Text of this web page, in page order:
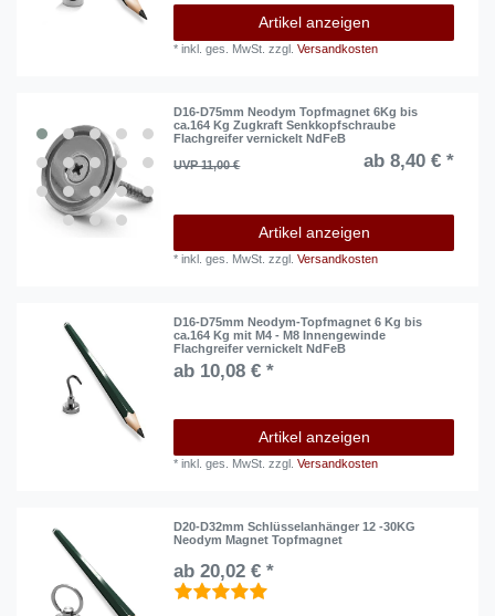
Artikel anzeigen
*inkl. ges. MwSt. zzgl.Versandkosten
D16-D75mm Neodym Topfmagnet 6Kg bis
ca.164 Kg Zugkraft Senkkopfschraube
Flachgreifer vernickelt NdFeB
UVP 11,00 €
ab 8,40 € *
Artikel anzeigen
*inkl. ges. MwSt. zzgl.Versandkosten
D16-D75mm Neodym-Topfmagnet 6 Kg bis
ca.164 Kg mit M4 - M8 Innengewinde
Flachgreifer vernickelt NdFeB
ab 10,08 € *
Artikel anzeigen
*inkl. ges. MwSt. zzgl.Versandkosten
D20-D32mm Schlüsselanhänger 12 -30KG
Neodym Magnet Topfmagnet
ab 20,02 € *